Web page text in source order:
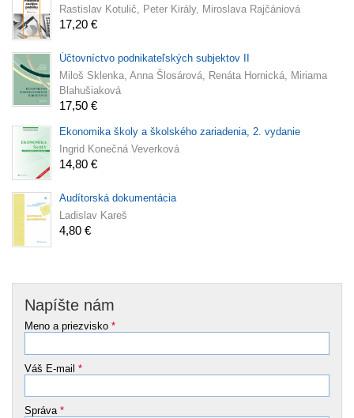
Rastislav Kotulič, Peter Király, Miroslava Rajčániová
17,20 €
Účtovníctvo podnikateľských subjektov II
Miloš Sklenka, Anna Šlosárová, Renáta Hornická, Miriama
Blahušiaková
17,50 €
Ekonomika školy a školského zariadenia, 2. vydanie
Ingrid Konečná Veverková
14,80 €
Audítorská dokumentácia
Ladislav Kareš
4,80 €
Napíšte nám
Meno a priezvisko *
Váš E-mail *
Správa *